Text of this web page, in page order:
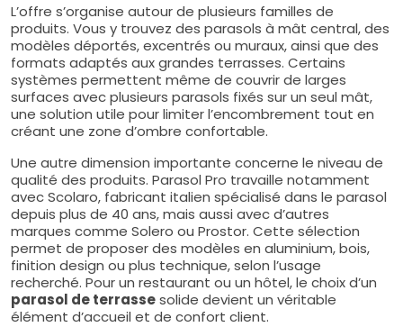
L’offre s’organise autour de plusieurs familles de
produits. Vous y trouvez des parasols à mât central, des
modèles déportés, excentrés ou muraux, ainsi que des
formats adaptés aux grandes terrasses. Certains
systèmes permettent même de couvrir de larges
surfaces avec plusieurs parasols fixés sur un seul mât,
une solution utile pour limiter l’encombrement tout en
créant une zone d’ombre confortable.
Une autre dimension importante concerne le niveau de
qualité des produits. Parasol Pro travaille notamment
avec Scolaro, fabricant italien spécialisé dans le parasol
depuis plus de 40 ans, mais aussi avec d’autres
marques comme Solero ou Prostor. Cette sélection
permet de proposer des modèles en aluminium, bois,
finition design ou plus technique, selon l’usage
recherché. Pour un restaurant ou un hôtel, le choix d’un
parasol de terrassesolide devient un véritable
élément d’accueil et de confort client.